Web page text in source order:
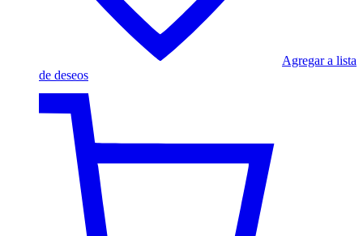
Agregar a lista
de deseos